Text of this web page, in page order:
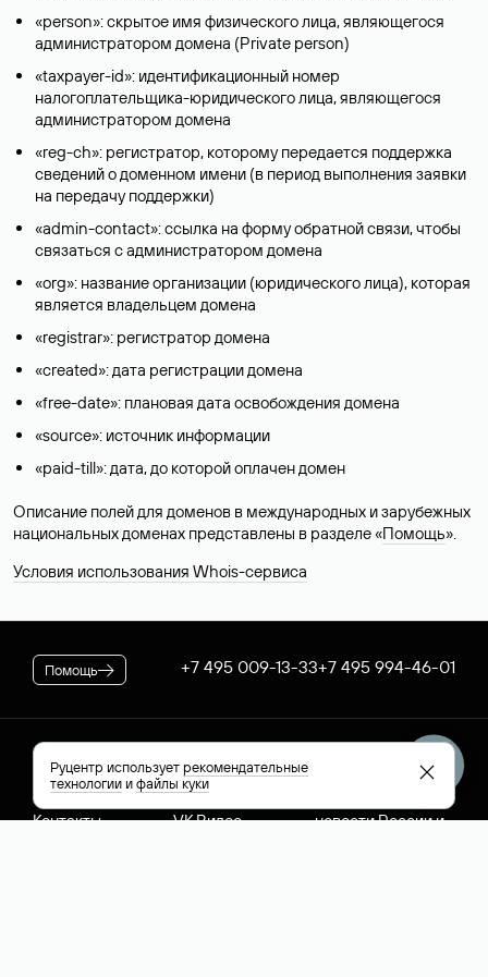
«person»: скрытое имя физического лица, являющегося
администратором домена (Privatе person)
«taxpayer-id»: идентификационный номер
налогоплательщика-юридического лица, являющегося
администратором домена
«reg-ch»: регистратор, которому передается поддержка
сведений о доменном имени (в период выполнения заявки
на передачу поддержки)
«admin-contact»: ссылка на форму обратной связи, чтобы
связаться с администратором домена
«org»: название организации (юридического лица), которая
является владельцем домена
«registrar»: регистратор домена
«created»: дата регистрации домена
«free-date»: плановая дата освобождения домена
«source»: источник информации
«paid-till»: дата, до которой оплачен домен
Описание полей для доменов в международных и зарубежных
национальных доменах представлены в разделе «Помощь».
Условия использования Whois-сервиса
Помощь +7 495 009-13-33+7 495 994-46-01
Руцентр
О компании
Контакты
Социальные сети
Вконтакте
VK Видео
новости России и
Руцентр используетрекомендательные
технологииифайлы куки